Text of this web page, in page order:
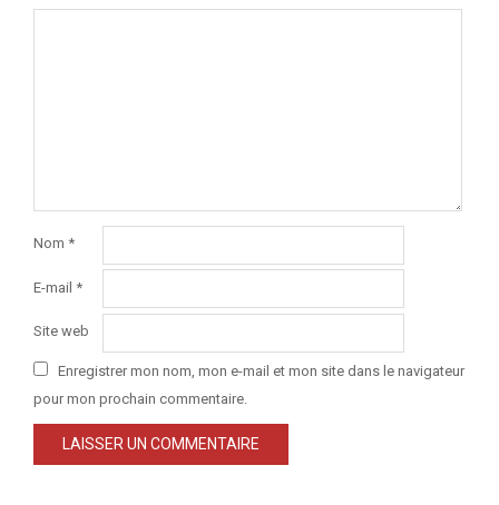
Nom *
E-mail *
Site web
Enregistrer mon nom, mon e-mail et mon site dans le navigateur
pour mon prochain commentaire.